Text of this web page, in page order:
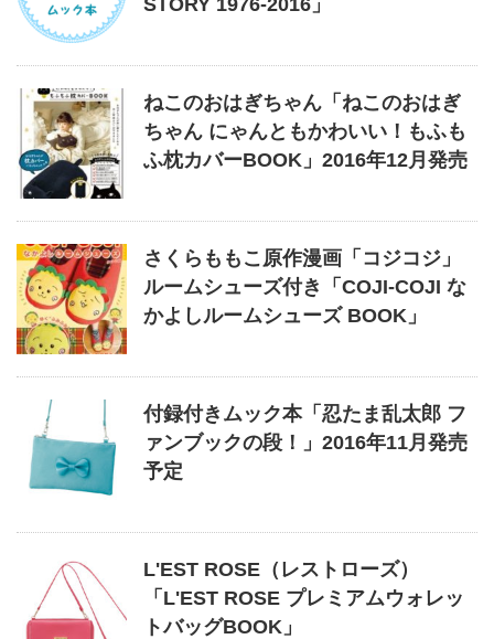
ねこのおはぎちゃん「ねこのおはぎ
ちゃん にゃんともかわいい！もふも
ふ枕カバーBOOK」2016年12月発売
さくらももこ原作漫画「コジコジ」
ルームシューズ付き「COJI-COJI な
かよしルームシューズ BOOK」
付録付きムック本「忍たま乱太郎 フ
ァンブックの段！」2016年11月発売
予定
L'EST ROSE（レストローズ）
「L'EST ROSE プレミアムウォレッ
トバッグBOOK」